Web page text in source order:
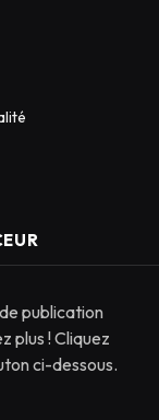
publication
plus ! Cliquez
ci-dessous.